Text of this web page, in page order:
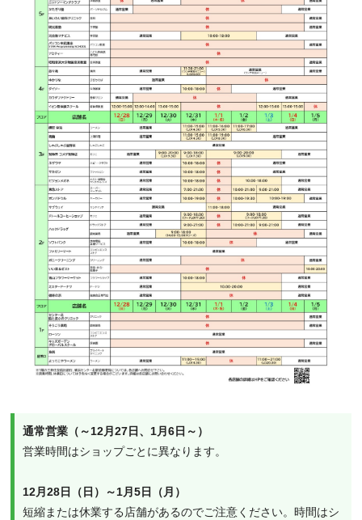
通常営業（～12月27日、1月6日～）
営業時間はショップごとに異なります。
12月28日（日）～1月5日（月）
短縮または休業する店舗があるのでご注意ください。時間はシ